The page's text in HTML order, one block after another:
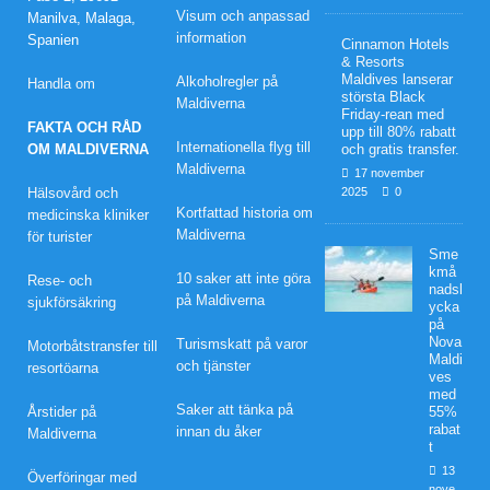
ay-
med
till
grati
Manilva, Malaga,
Spanien
Handla om
FAKTA OCH RÅD
OM MALDIVERNA
Hälsovård och
medicinska kliniker
för turister
Rese- och
sjukförsäkring
Motorbåtstransfer till
resortöarna
Årstider på
Maldiverna
Överföringar med
Visum och anpassad
information
Alkoholregler på
Maldiverna
Internationella flyg till
Maldiverna
Kortfattad historia om
Maldiverna
10 saker att inte göra
på Maldiverna
Turismskatt på varor
och tjänster
Saker att tänka på
innan du åker
Cinnamon Hotels
& Resorts
Maldives lanserar
största Black
Friday-rean med
upp till 80% rabatt
och gratis transfer.
17 november
2025
0
Sme
kmå
nadsl
ycka
på
Nova
Maldi
ves
med
55%
rabat
t
13